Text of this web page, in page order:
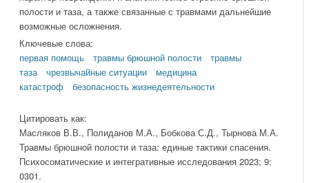
полости и таза, а также связанные с травмами дальнейшие
возможные осложнения.
Ключевые слова:
первая помощь
травмы брюшной полости
травмы
таза
чрезвычайные ситуации
медицина
катастроф
безопасность жизнедеятельности
Цитировать как:
Масляков В.В., Полиданов М.А., Бобкова С.Д., Тырнова М.А.
Травмы брюшной полости и таза: единые тактики спасения.
Психосоматические и интегративные исследования 2023; 9:
0301.